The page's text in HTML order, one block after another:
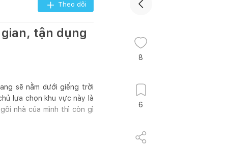
Theo dõi
tận dụng
sẽ nằm dưới giếng trời
lựa chọn khu vực này là
nhà của mình thì còn gì
8
6